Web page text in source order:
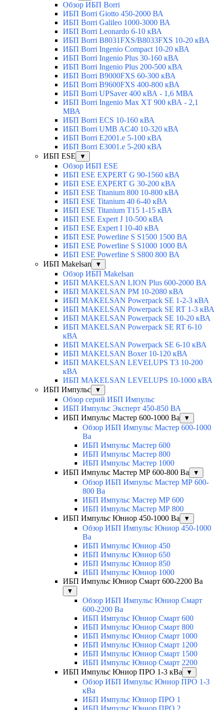
Обзор ИБП Borri
ИБП Borri Giotto 450-2000 ВА
ИБП Borri Galileo 1000-3000 ВА
ИБП Borri Leonardo 6-10 кВА
ИБП Borri B8031FXS/B8033FXS 10-20 кВА
ИБП Borri Ingenio Compact 10-20 кВА
ИБП Borri Ingenio Plus 30-160 кВА
ИБП Borri Ingenio Plus 200-500 кВА
ИБП Borri B9000FXS 60-300 кВА
ИБП Borri B9600FXS 400-800 кВА
ИБП Borri UPSaver 400 кВА - 1,6 МВА
ИБП Borri Ingenio Max XT 900 кВА - 2,1
МВА
ИБП Borri ECS 10-160 кВА
ИБП Borri UMB AC40 10-320 кВА
ИБП Borri E2001.e 5-100 кВА
ИБП Borri E3001.e 5-200 кВА
ИБП ESE
▼
Обзор ИБП ESE
ИБП ESE EXPERT G 90-1560 кВА
ИБП ESE EXPERT G 30-200 кВА
ИБП ESE Titanium 800 10-800 кВА
ИБП ESE Titanium 40 6-40 кВА
ИБП ESE Titanium T15 1-15 кВА
ИБП ESE Expert J 10-500 кВА
ИБП ESE Expert I 10-40 кВА
ИБП ESE Powerline S S1500 1500 ВА
ИБП ESE Powerline S S1000 1000 ВА
ИБП ESE Powerline S S800 800 ВА
ИБП Makelsan
▼
Обзор ИБП Makelsan
ИБП MAKELSAN LION Plus 600-2000 ВА
ИБП MAKELSAN PM 10-2080 кВА
ИБП MAKELSAN Powerpack SE 1-2-3 кВА
ИБП MAKELSAN Powerpack SE RT 1-3 кВА
ИБП MAKELSAN Powerpack SE 10-20 кВА
ИБП MAKELSAN Powerpack SE RT 6-10
кВА
ИБП MAKELSAN Powerpack SE 6-10 кВА
ИБП MAKELSAN Boxer 10-120 кВА
ИБП MAKELSAN LEVELUPS T3 10-200
кВА
ИБП MAKELSAN LEVELUPS 10-1000 кВА
ИБП Импульс
▼
Обзор серий ИБП Импульс
ИБП Импульс Эксперт 450-850 ВА
ИБП Импульс Мастер 600-1000 Ва
▼
Обзор ИБП Импульс Мастер 600-1000
Ва
ИБП Импульс Мастер 600
ИБП Импульс Мастер 800
ИБП Импульс Мастер 1000
ИБП Импульс Мастер МР 600-800 Ва
▼
Обзор ИБП Импульс Мастер МР 600-
800 Ва
ИБП Импульс Мастер МР 600
ИБП Импульс Мастер МР 800
ИБП Импульс Юниор 450-1000 Ва
▼
Обзор ИБП Импульс Юниор 450-1000
Ва
ИБП Импульс Юниор 450
ИБП Импульс Юниор 650
ИБП Импульс Юниор 850
ИБП Импульс Юниор 1000
ИБП Импульс Юниор Смарт 600-2200 Ва
▼
Обзор ИБП Импульс Юниор Смарт
600-2200 Ва
ИБП Импульс Юниор Смарт 600
ИБП Импульс Юниор Смарт 800
ИБП Импульс Юниор Смарт 1000
ИБП Импульс Юниор Смарт 1200
ИБП Импульс Юниор Смарт 1500
ИБП Импульс Юниор Смарт 2200
ИБП Импульс Юниор ПРО 1-3 кВа
▼
Обзор ИБП Импульс Юниор ПРО 1-3
кВа
ИБП Импульс Юниор ПРО 1